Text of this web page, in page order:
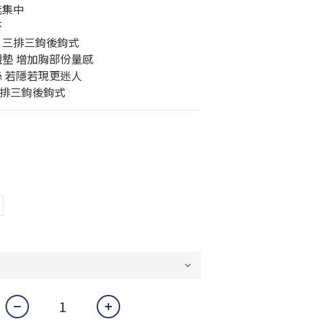
中
排三鉤後鉤式
增加胸部份量感
若隱若現更迷人
三鉤後鉤式